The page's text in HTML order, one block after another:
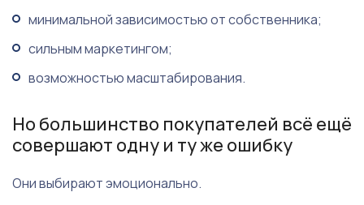
минимальной зависимостью от собственника;
сильным маркетингом;
возможностью масштабирования.
Но большинство покупателей всё ещё
совершают одну и ту же ошибку
Они выбирают эмоционально.